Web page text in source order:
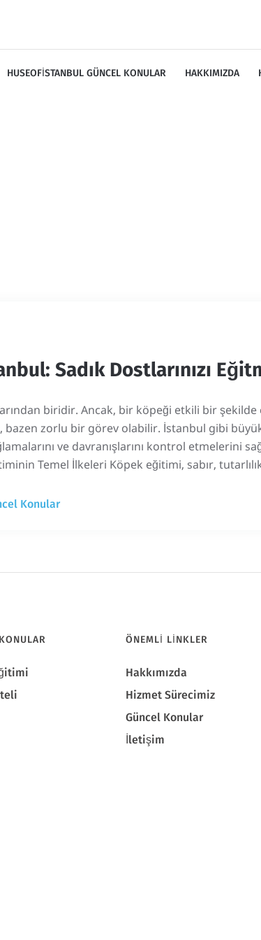
HUSEOFISTANBUL GÜNCEL KONULAR HAKKIMIZDA
Sadık Dostlarınızı
biridir. Ancak, bir köpeği etkili bir
bazen zorlu bir görev olabilir. İstanbul gibi
ve davranışlarını kontrol etmelerini
Temel İlkeleri Köpek eğitimi, sabır,
Konular
ÖNEMLI LINKLER
Hakkımızda
Hizmet Sürecimiz
Güncel Konular
İletişim